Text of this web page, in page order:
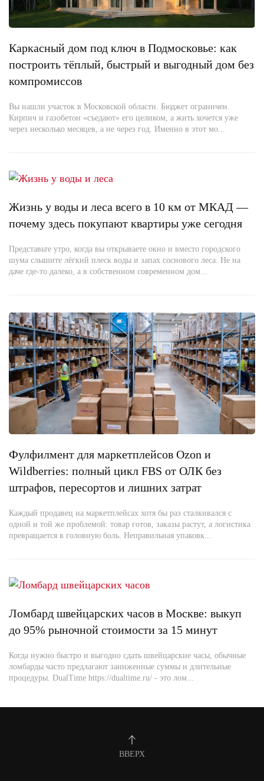
Каркасный дом под ключ в Подмосковье: как
построить тёплый, быстрый и выгодный дом без
компромиссов
Вы нашли участок в Московской области. Бюджет ограничен.
Кирпич и газобетон «съедают» его целиком, а жить хочется уже
через несколько месяцев, а не через год. Именно в этот мо...
Жизнь у воды и леса всего в 10 км от МКАД —
почему здесь покупают квартиры уже сегодня
Представьте утро, когда вы открываете окно и вместо городского
шума слышите лёгкий плеск воды и запах соснового леса. Не на
даче где-то далеко, а в собственном современном дом...
Фулфилмент для маркетплейсов Ozon и
Wildberries: полный цикл FBS от ОЛК без
штрафов, пересортов и лишних затрат
Каждый продавец на маркетплейсах хотя бы раз сталкивался с
одной и той же проблемой: товар готов, заказы растут, а логистика
превращается в головную боль. Неправильная упаковк...
Ломбард швейцарских часов в Москве: выкуп
до 95% рыночной стоимости за 15 минут
Когда нужно быстро и выгодно сдать швейцарские часы, обычные
ломбарды часто предлагают заниженные суммы и длительные
процедуры. DualTime https://dualtime.ru/ - это лом...
ВВЕРХ